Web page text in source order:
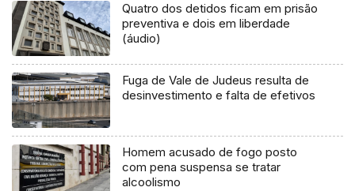
Quatro dos detidos ficam em prisão
preventiva e dois em liberdade
(áudio)
Fuga de Vale de Judeus resulta de
desinvestimento e falta de efetivos
Homem acusado de fogo posto
com pena suspensa se tratar
alcoolismo